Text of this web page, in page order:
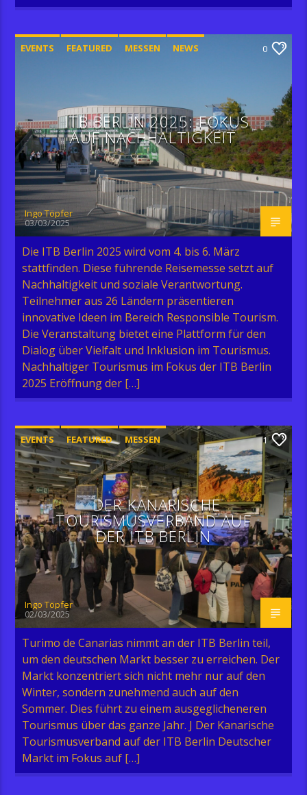
EVENTS FEATURED MESSEN NEWS 0
ITB BERLIN 2025: FOKUS
AUF NACHHALTIGKEIT
Ingo Töpfer
03/03/2025
Die ITB Berlin 2025 wird vom 4. bis 6. März
stattfinden. Diese führende Reisemesse setzt auf
Nachhaltigkeit und soziale Verantwortung.
Teilnehmer aus 26 Ländern präsentieren
innovative Ideen im Bereich Responsible Tourism.
Die Veranstaltung bietet eine Plattform für den
Dialog über Vielfalt und Inklusion im Tourismus.
Nachhaltiger Tourismus im Fokus der ITB Berlin
2025 Eröffnung der […]
EVENTS FEATURED MESSEN 1
DER KANARISCHE
TOURISMUSVERBAND AUF
DER ITB BERLIN
Ingo Töpfer
02/03/2025
Turimo de Canarias nimmt an der ITB Berlin teil,
um den deutschen Markt besser zu erreichen. Der
Markt konzentriert sich nicht mehr nur auf den
Winter, sondern zunehmend auch auf den
Sommer. Dies führt zu einem ausgeglicheneren
Tourismus über das ganze Jahr. J Der Kanarische
Tourismusverband auf der ITB Berlin Deutscher
Markt im Fokus auf […]